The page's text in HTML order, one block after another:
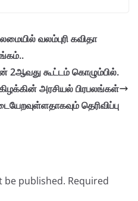
வலம்புரி கவிதா
2ஆவது கூட்டம் கொழும்பில்.
அரசியல் பிரபலங்கள்
தெரிவிப்பு
be published. Required